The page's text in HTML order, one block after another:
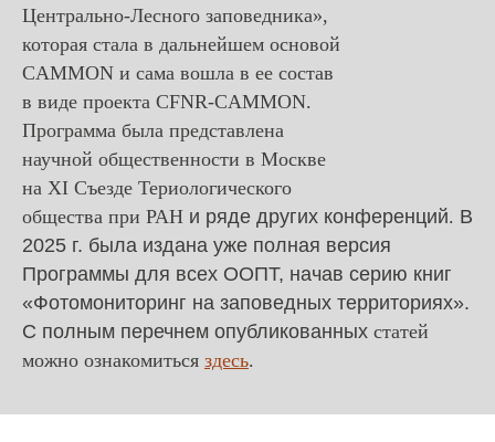
Центрально-Лесного заповедника»,
которая стала в дальнейшем основой
CAMMON и сама вошла в ее состав
в виде проекта CFNR-CAMMON.
Программа была представлена
научной общественности в Москве
на XI Съезде Териологического
общества при РАН и ряде других конференций. В
2025 г. была издана уже полная версия
Программы для всех ООПТ, начав серию книг
«Фотомониторинг на заповедных территориях».
С полным перечнем опубликованных статей
можно ознакомиться здесь.